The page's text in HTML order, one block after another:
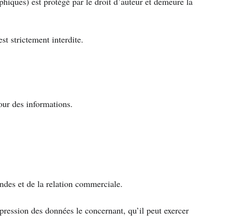
strictement interdite.
des informations.
et de la relation commerciale.
des données le concernant, qu’il peut exercer